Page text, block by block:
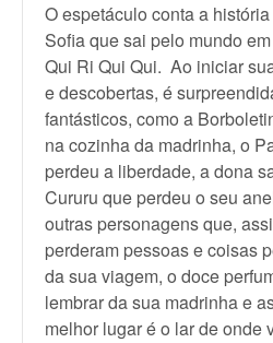
O espetáculo conta a
Sofia que sai pelo mundo
Qui Ri Qui Qui. Ao iniciar
e descobertas, é
fantásticos, como a
na cozinha da madrinha, o
perdeu a liberdade, a dona
Cururu que perdeu o seu
outras personagens que,
perderam pessoas e coisas
da sua viagem, o doce
lembrar da sua madrinha e
melhor lugar é o lar de onde